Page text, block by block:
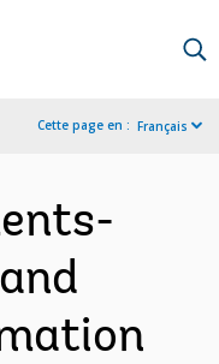
Cette page en : Français